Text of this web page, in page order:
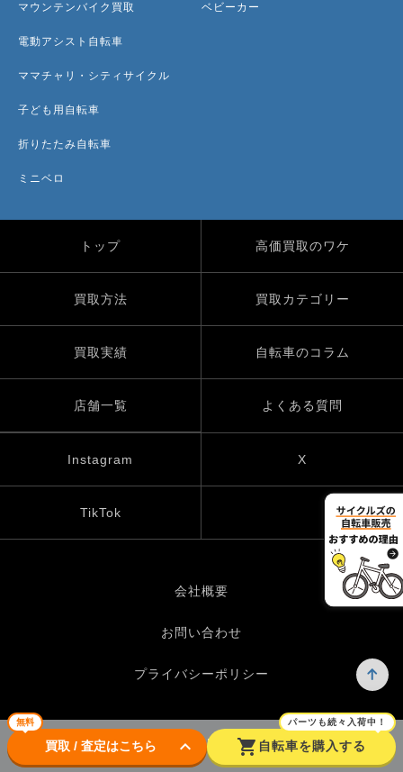
無料
買取 / 査定はこちら keyboard_arrow_down shopping_cart
パーツも続々入荷中！
自転車を購入する
マウンテンバイク買取
電動アシスト自転車
ママチャリ・シティサイクル
子ども用自転車
折りたたみ自転車
ミニベロ
ベビーカー
トップ 高価買取のワケ
買取方法 買取カテゴリー
買取実績 自転車のコラム
店舗一覧 よくある質問
Instagram X
TikTok
会社概要
お問い合わせ
プライバシーポリシー
© UP GARAGE GROUP Co., Ltd.